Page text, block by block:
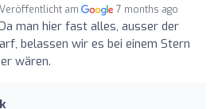
Veröffentlicht am 7 months ago
man hier fast alles, ausser der
belassen wir es bei einem Stern
wären.